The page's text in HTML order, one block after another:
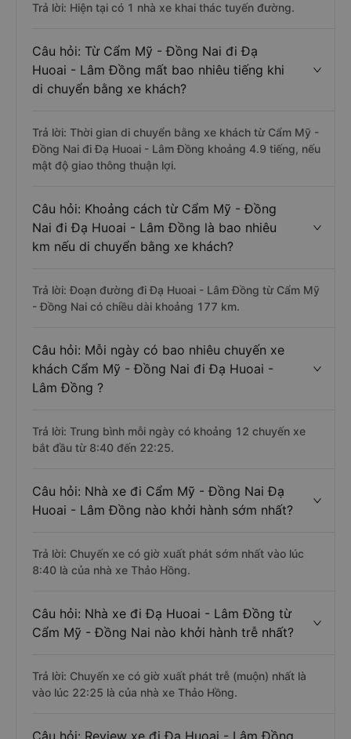
Trả lời: Hiện tại có 1 nhà xe khai thác tuyến đường.
Câu hỏi: Từ Cẩm Mỹ - Đồng Nai đi Đạ
Huoai - Lâm Đồng mất bao nhiêu tiếng khi
di chuyển bằng xe khách?
Trả lời: Thời gian di chuyển bằng xe khách từ Cẩm Mỹ -
Đồng Nai đi Đạ Huoai - Lâm Đồng khoảng 4.9 tiếng, nếu
mật độ giao thông thuận lợi.
Câu hỏi: Khoảng cách từ Cẩm Mỹ - Đồng
Nai đi Đạ Huoai - Lâm Đồng là bao nhiêu
km nếu di chuyển bằng xe khách?
Trả lời: Đoạn đường đi Đạ Huoai - Lâm Đồng từ Cẩm Mỹ
- Đồng Nai có chiều dài khoảng 177 km.
Câu hỏi: Mỗi ngày có bao nhiêu chuyến xe
khách Cẩm Mỹ - Đồng Nai đi Đạ Huoai -
Lâm Đồng ?
Trả lời: Trung bình mỗi ngày có khoảng 12 chuyến xe
bắt đầu từ 8:40 đến 22:25.
Câu hỏi: Nhà xe đi Cẩm Mỹ - Đồng Nai Đạ
Huoai - Lâm Đồng nào khởi hành sớm nhất?
Trả lời: Chuyến xe có giờ xuất phát sớm nhất vào lúc
8:40 là của nhà xe Thảo Hồng.
Câu hỏi: Nhà xe đi Đạ Huoai - Lâm Đồng từ
Cẩm Mỹ - Đồng Nai nào khởi hành trễ nhất?
Trả lời: Chuyến xe có giờ xuất phát trễ (muộn) nhất là
vào lúc 22:25 là của nhà xe Thảo Hồng.
Câu hỏi: Review xe đi Đạ Huoai - Lâm Đồng